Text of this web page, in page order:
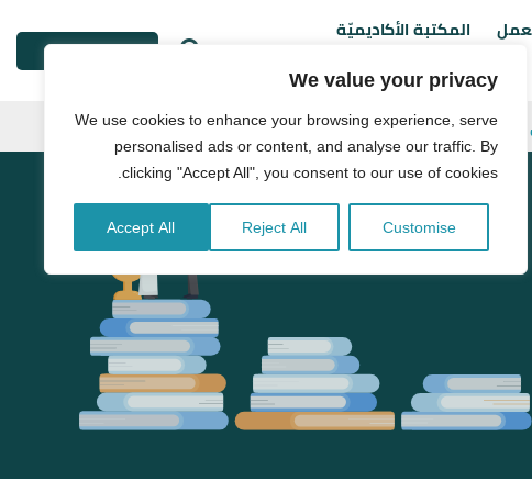
We value your privacy
We use cookies to enhance your browsing experience, serve
personalised ads or content, and analyse our traffic. By
clicking "Accept All", you consent to our use of cookies.
Customise
Reject All
Accept All
المكتبة الأكاديميّة
طلب خدمة